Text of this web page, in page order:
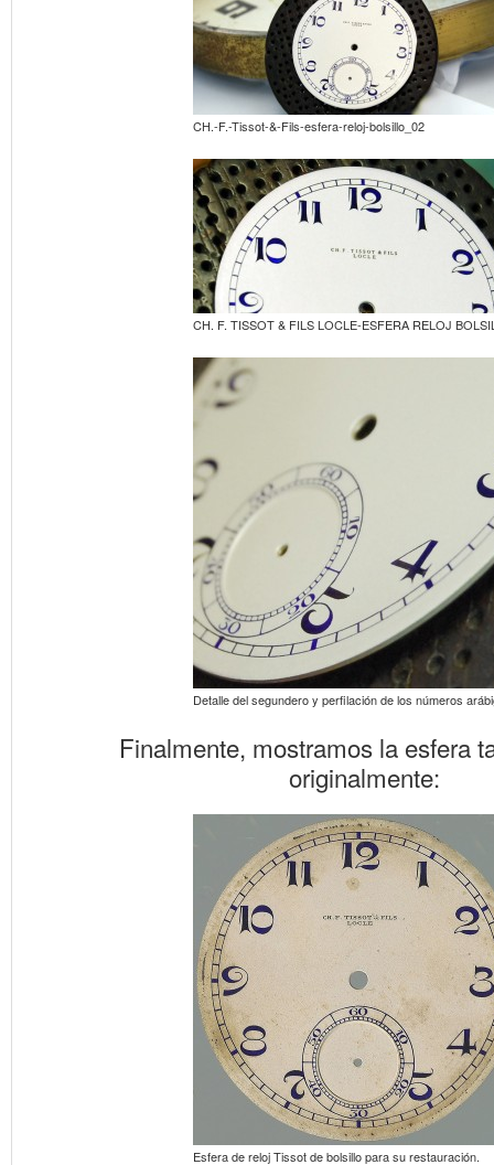
CH.-F.-Tissot-&-Fils-esfera-reloj-bolsillo_02
CH. F. TISSOT & FILS LOCLE-ESFERA RELOJ
Detalle del segundero y perfilación de los números
Finalmente, mostramos la esfera
originalmente:
Esfera de reloj Tissot de bolsillo para su restauración.